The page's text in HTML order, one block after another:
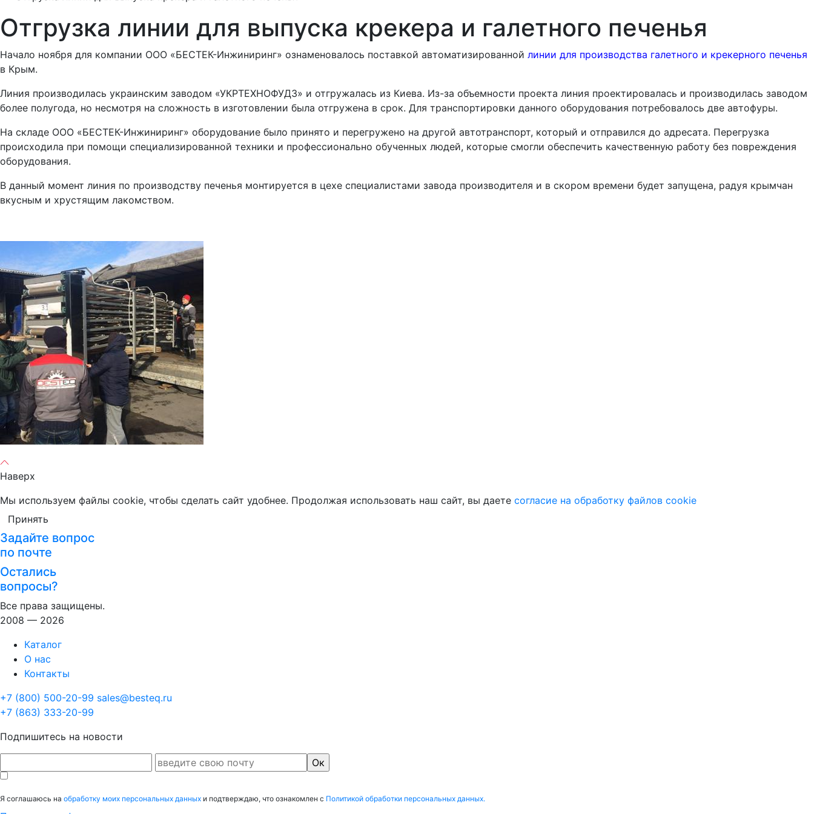
Отгрузка линии для выпуска крекера и галетного печенья
Начало ноября для компании ООО «БЕСТЕК-Инжиниринг» ознаменовалось поставкой автоматизированной линии для производства галетного и крекерного печенья
в Крым.
Линия производилась украинским заводом «УКРТЕХНОФУДЗ» и отгружалась из Киева. Из-за объемности проекта линия проектировалась и производилась заводом
более полугода, но несмотря на сложность в изготовлении была отгружена в срок. Для транспортировки данного оборудования потребовалось две автофуры.
На складе ООО «БЕСТЕК-Инжиниринг» оборудование было принято и перегружено на другой автотранспорт, который и отправился до адресата. Перегрузка
происходила при помощи специализированной техники и профессионально обученных людей, которые смогли обеспечить качественную работу без повреждения
оборудования.
В данный момент линия по производству печенья монтируется в цехе специалистами завода производителя и в скором времени будет запущена, радуя крымчан
вкусным и хрустящим лакомством.
Наверх
Мы используем файлы cookie, чтобы сделать сайт удобнее. Продолжая использовать наш сайт, вы даете согласие на обработку файлов cookie
Принять
Задайте вопрос
по почте
Остались
вопросы?
Все права защищены.
2008 — 2026
Каталог
О нас
Контакты
+7 (800) 500-20-99 sales@besteq.ru
+7 (863) 333-20-99
Подпишитесь на новости
Я соглашаюсь на обработку моих персональных данных и подтверждаю, что ознакомлен с Политикой обработки персональных данных.